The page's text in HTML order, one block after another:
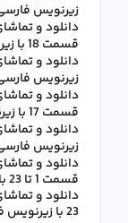
زیرنویس
قسمت 18 با زیرنویس فارسی
زیرنویس
قسمت 17 با زیرنویس فارسی
زیرنویس
قسمت 1 تا 23 با زیرنویس فارسی
23 با زیرنویس فارسی